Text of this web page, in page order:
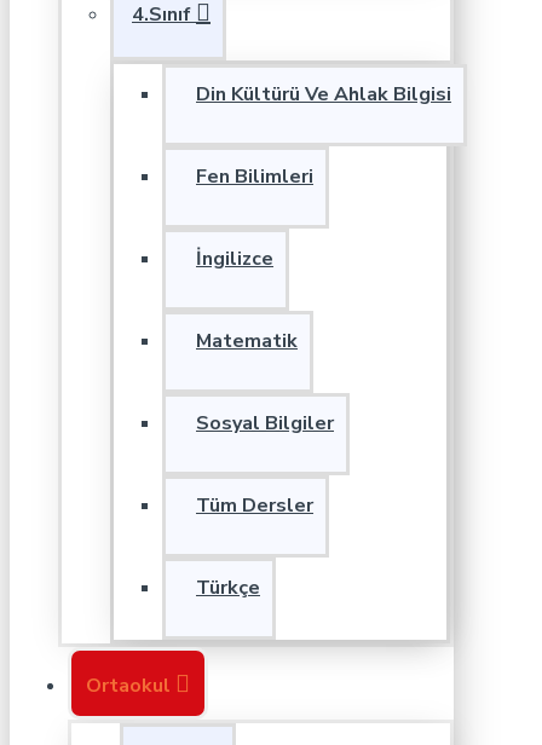
4.Sınıf
Din Kültürü Ve Ahlak Bilgisi
Fen Bilimleri
İngilizce
Matematik
Sosyal Bilgiler
Tüm Dersler
Türkçe
Ortaokul